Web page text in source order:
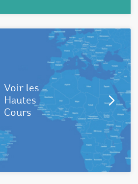
Voir les
Hautes
Cours